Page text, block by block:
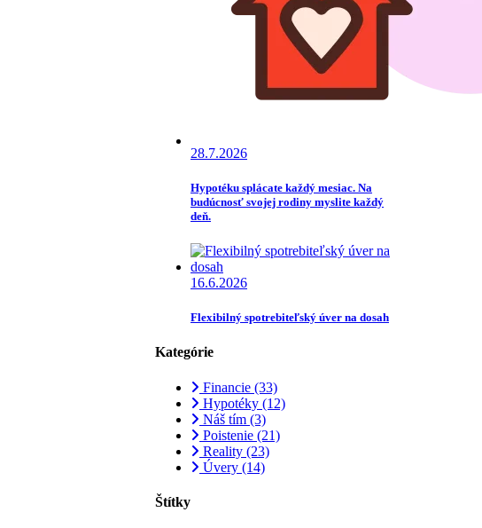
28.7.2026
Hypotéku splácate každý mesiac. Na
budúcnosť svojej rodiny myslite každý
deň.
16.6.2026
Flexibilný spotrebiteľský úver na dosah
Kategórie
Financie (33)
Hypotéky (12)
Náš tím (3)
Poistenie (21)
Reality (23)
Úvery (14)
Štítky